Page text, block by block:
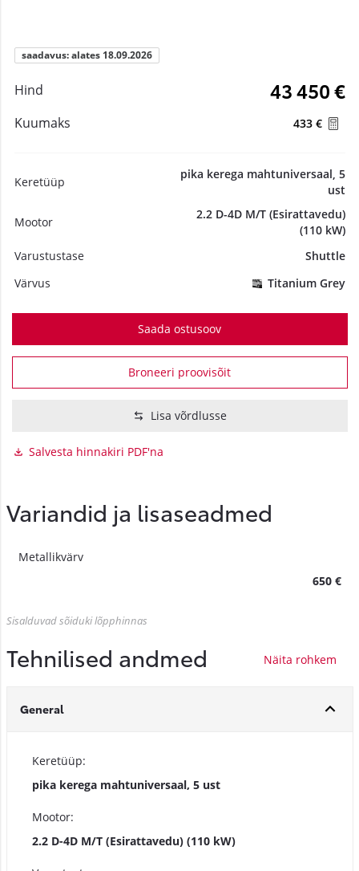
saadavus: alates 18.09.2026
Hind 43 450 €
Kuumaks 433 €
Keretüüp
pika kerega mahtuniversaal, 5
ust
Mootor
2.2 D-4D M/T (Esirattavedu)
(110 kW)
Varustustase
Shuttle
Värvus
Titanium Grey
Saada ostusoov
Broneeri proovisõit
Lisa võrdlusse
Salvesta hinnakiri PDF'na
Variandid ja lisaseadmed
Metallikvärv
650 €
Sisalduvad sõiduki lõpphinnas
Tehnilised andmed
General
Keretüüp:
pika kerega mahtuniversaal, 5 ust
Mootor:
2.2 D-4D M/T (Esirattavedu) (110 kW)